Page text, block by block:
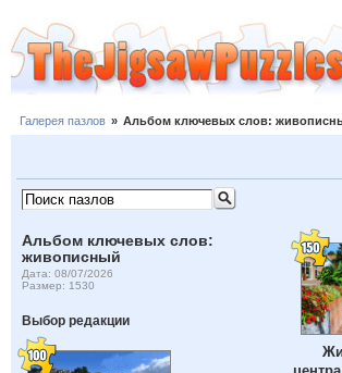
Галерея пазлов » Альбом ключевых слов:
Альбом ключевых слов:
живописный
Дата: 08/07/2026
Размер: 1530
Выбор редакции